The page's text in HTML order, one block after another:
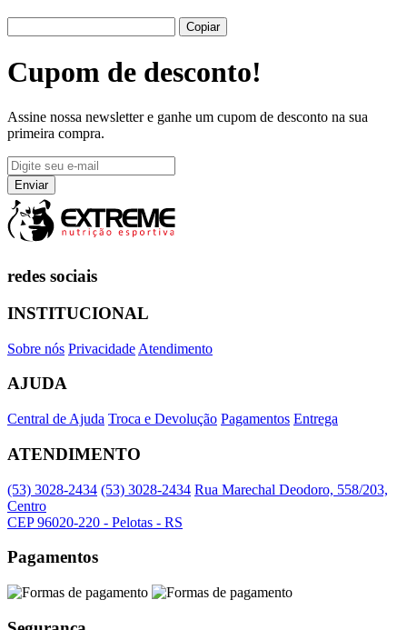
Copiar
Cupom de desconto!
Assine nossa newsletter e ganhe um cupom de desconto na sua
primeira compra.
redes sociais
INSTITUCIONAL
Sobre nós Privacidade Atendimento
AJUDA
Central de Ajuda Troca e Devolução Pagamentos Entrega
ATENDIMENTO
(53) 3028-2434 (53) 3028-2434 Rua Marechal Deodoro, 558/203,
Centro
CEP 96020-220 - Pelotas - RS
Pagamentos